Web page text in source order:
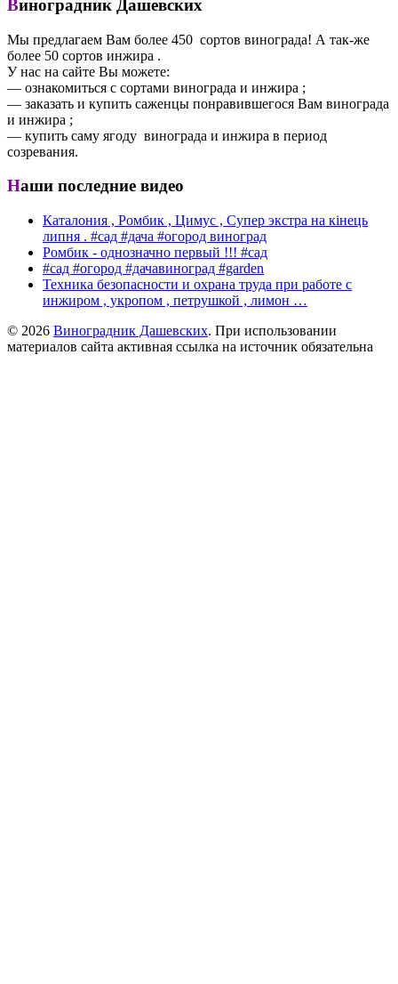
Виноградник Дашевских
Мы предлагаем Вам более 450 сортов винограда! А так-же
более 50 сортов инжира .
У нас на сайте Вы можете:
— ознакомиться с сортами винограда и инжира ;
— заказать и купить саженцы понравившегося Вам винограда
и инжира ;
— купить саму ягоду винограда и инжира в период
созревания.
Наши последние видео
Каталония , Ромбик , Цимус , Супер экстра на кінець
липня . #сад #дача #огород виноград
Ромбик - однозначно первый !!! #сад
#сад #огород #дачавиноград #garden
Техника безопасности и охрана труда при работе с
инжиром , укропом , петрушкой , лимон …
© 2026 Виноградник Дашевских. При использовании
материалов сайта активная ссылка на источник обязательна